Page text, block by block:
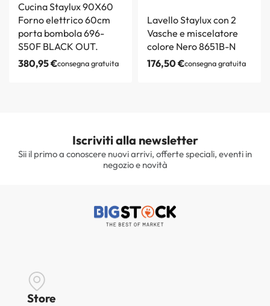
Cucina Staylux 90X60
Forno elettrico 60cm
porta bombola 696-
S50F BLACK OUT.
380,95€consegna gratuita
Lavello Staylux con 2
Vasche e miscelatore
colore Nero 8651B-N
176,50€consegna gratuita
Iscriviti alla newsletter
Sii il primo a conoscere nuovi arrivi, offerte speciali, eventi in
negozio e novità
Store